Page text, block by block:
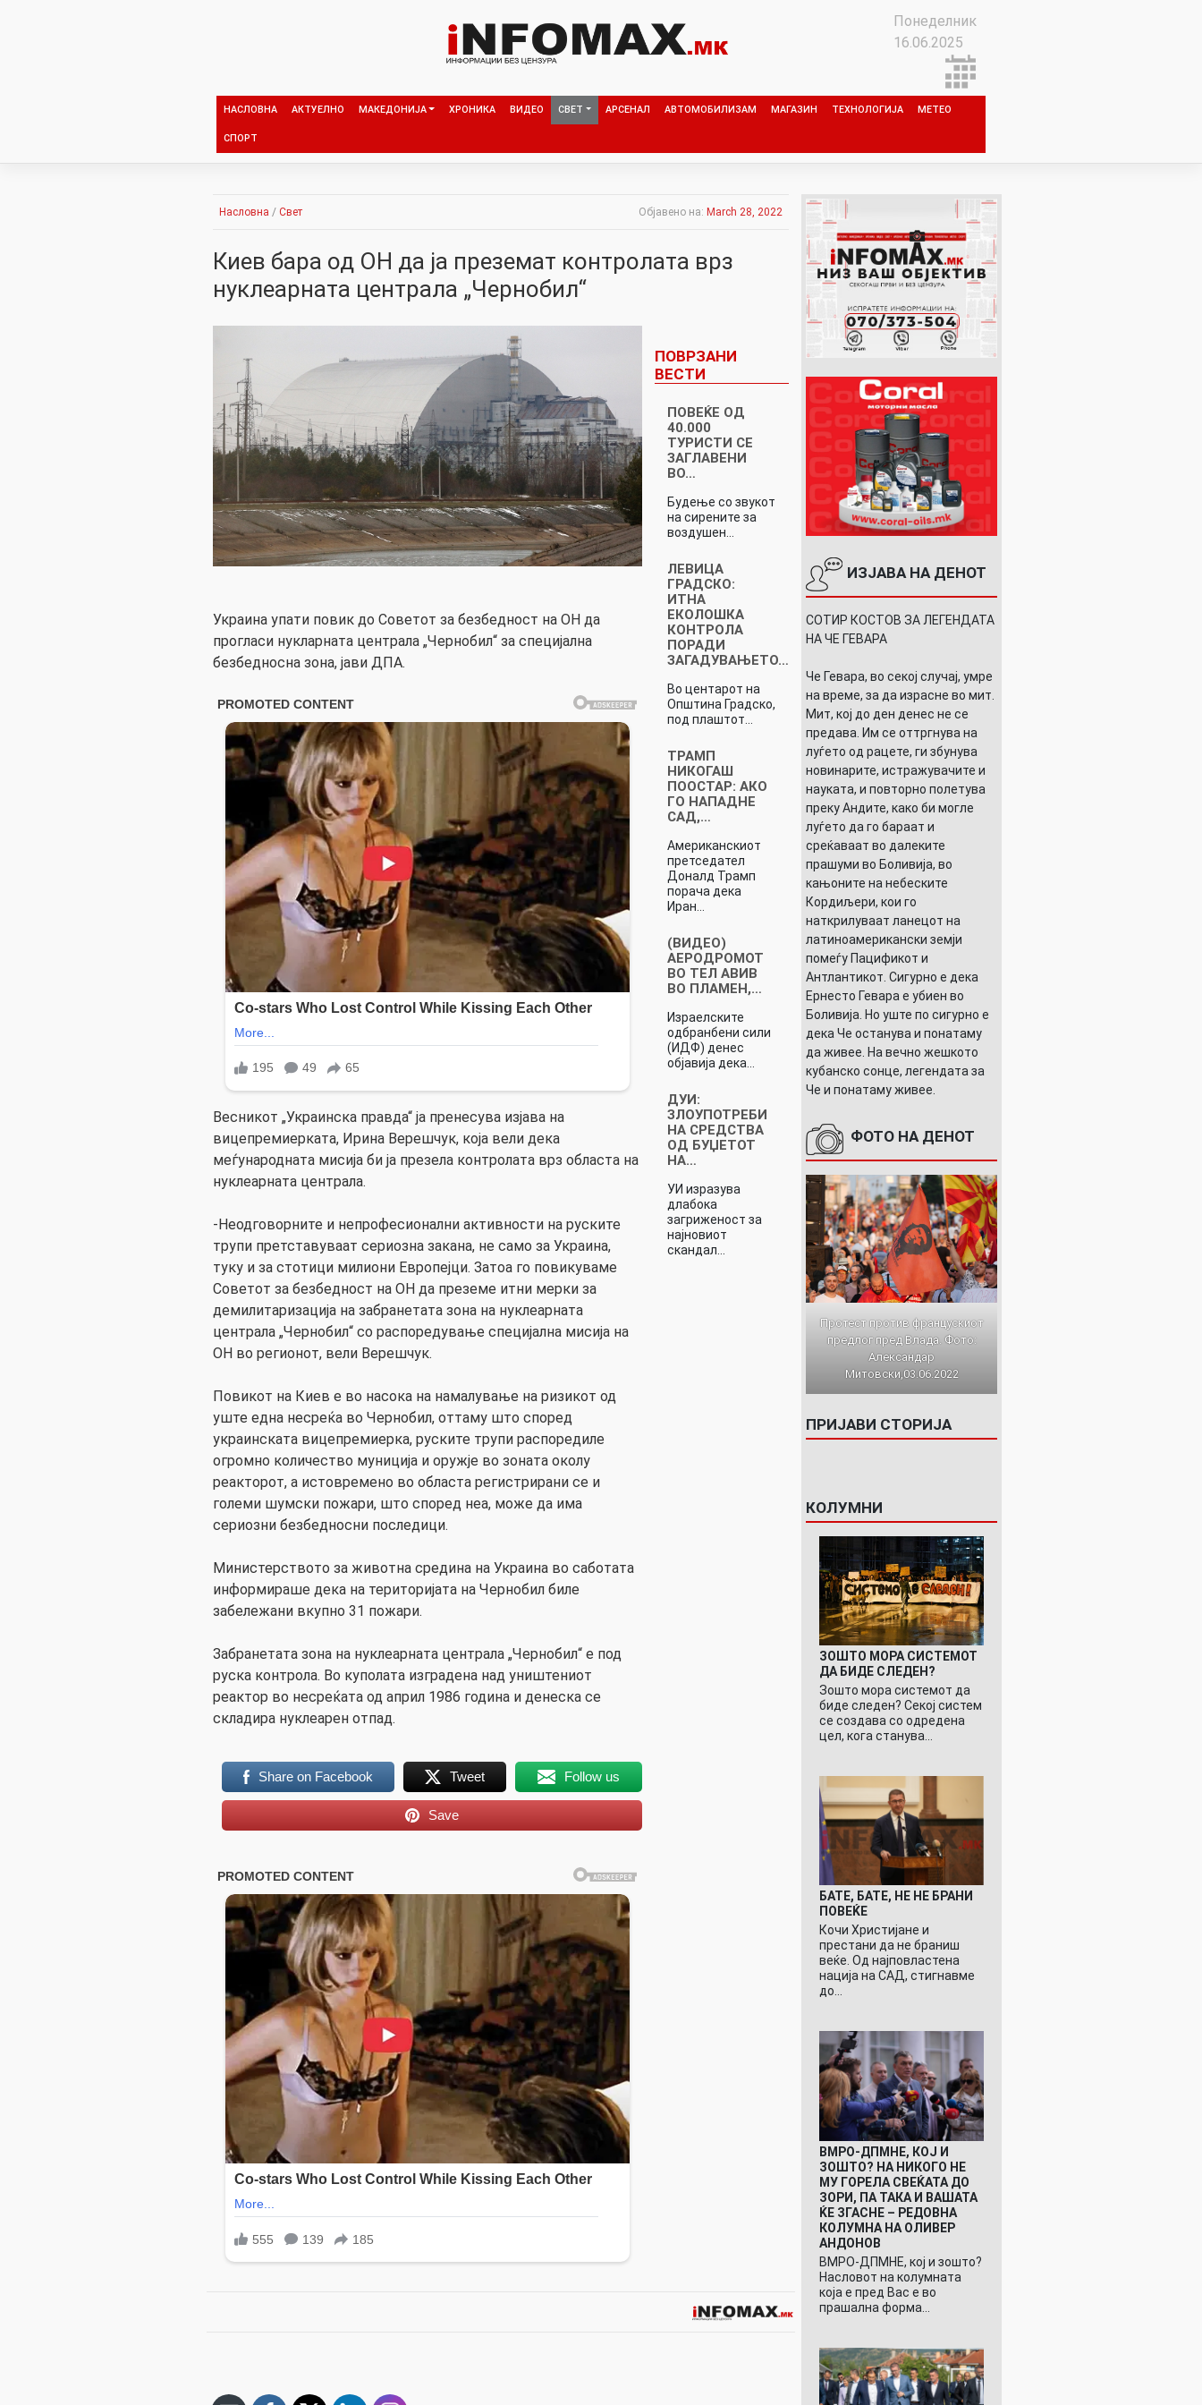
Понеделник
16.06.2025
НАСЛОВНА АКТУЕЛНО МАКЕДОНИЈА ХРОНИКА ВИДЕО СВЕТ АРСЕНАЛ АВТОМОБИЛИЗАМ МАГАЗИН ТЕХНОЛОГИЈА МЕТЕО
СПОРТ
Насловна / Свет Објавено на: March 28, 2022
Киев бара од ОН да ја преземат контролата врз
нуклеарната централа „Чернобил“
Украина упати повик до Советот за безбедност на ОН да
прогласи нукларната централа „Чернобил“ за специјална
безбедносна зона, јави ДПА.
Весникот „Украинска правда“ ја пренесува изјава на
вицепремиерката, Ирина Верешчук, која вели дека
меѓународната мисија би ја презела контролата врз областа на
нуклеарната централа.
-Неодговорните и непрофесионални активности на руските
трупи претставуваат сериозна закана, не само за Украина,
туку и за стотици милиони Европејци. Затоа го повикуваме
Советот за безбедност на ОН да преземе итни мерки за
демилитаризација на забранетата зона на нуклеарната
централа „Чернобил“ со распоредување специјална мисија на
ОН во регионот, вели Верешчук.
Повикот на Киев е во насока на намалување на ризикот од
уште една несреќа во Чернобил, оттаму што според
украинската вицепремиерка, руските трупи распоредиле
огромно количество муниција и оружје во зоната околу
реакторот, а истовремено во областа регистрирани се и
големи шумски пожари, што според неа, може да има
сериозни безбедносни последици.
Министерството за животна средина на Украина во саботата
информираше дека на територијата на Чернобил биле
забележани вкупно 31 пожари.
Забранетата зона на нуклеарната централа „Чернобил“ е под
руска контрола. Во куполата изградена над уништениот
реактор во несреќата од април 1986 година и денеска се
складира нуклеарен отпад.
Share on Facebook Tweet Follow us
Save
ПОВРЗАНИ
ВЕСТИ
ПОВЕЌЕ ОД
40.000
ТУРИСТИ СЕ
ЗАГЛАВЕНИ
ВО…
Будење со звукот
на сирените за
воздушен…
ЛЕВИЦА
ГРАДСКО:
ИТНА
ЕКОЛОШКА
КОНТРОЛА
ПОРАДИ
ЗАГАДУВАЊЕТО…
Во центарот на
Општина Градско,
под плаштот…
ТРАМП
НИКОГАШ
ПООСТАР: АКО
ГО НАПАДНЕ
САД,…
Американскиот
претседател
Доналд Трамп
порача дека
Иран…
(ВИДЕО)
АЕРОДРОМОТ
ВО ТЕЛ АВИВ
ВО ПЛАМЕН,…
Израелските
одбранбени сили
(ИДФ) денес
објавија дека…
ДУИ:
ЗЛОУПОТРЕБИ
НА СРЕДСТВА
ОД БУЏЕТОТ
НА…
УИ изразува
длабока
загриженост за
најновиот
скандал…
ИЗЈАВА НА ДЕНОТ
СОТИР КОСТОВ ЗА ЛЕГЕНДАТА
НА ЧЕ ГЕВАРА
Че Гевара, во секој случај, умре
на време, за да израсне во мит.
Мит, кој до ден денес не се
предава. Им се оттргнува на
луѓето од рацете, ги збунува
новинарите, истражувачите и
науката, и повторно полетува
преку Андите, како би могле
луѓето да го бараат и
среќаваат во далеките
прашуми во Боливија, во
кањоните на небеските
Кордиљери, кои го
наткрилуваат ланецот на
латиноамерикански земји
помеѓу Пацификот и
Антлантикот. Сигурно е дека
Ернесто Гевара е убиен во
Боливија. Но уште по сигурно е
дека Че останува и понатаму
да живее. На вечно жешкото
кубанско сонце, легендата за
Че и понатаму живее.
ФОТО НА ДЕНОТ
Протест против францускиот
предлог пред Влада. Фото:
Александар
Митовски,03.06.2022
ПРИЈАВИ СТОРИЈА
КОЛУМНИ
ЗОШТО МОРА СИСТЕМОТ
ДА БИДЕ СЛЕДЕН?
Зошто мора системот да
биде следен? Секој систем
се создава со одредена
цел, кога станува…
БАТЕ, БАТЕ, НЕ НЕ БРАНИ
ПОВЕЌЕ
Кочи Христијане и
престани да не браниш
веќе. Од најповластена
нација на САД, стигнавме
до…
ВМРО-ДПМНЕ, КОЈ И
ЗОШТО? НА НИКОГО НЕ
МУ ГОРЕЛА СВЕЌАТА ДО
ЗОРИ, ПА ТАКА И ВАШАТА
ЌЕ ЗГАСНЕ – РЕДОВНА
КОЛУМНА НА ОЛИВЕР
АНДОНОВ
ВМРО-ДПМНЕ, кој и зошто?
Насловот на колумната
која е пред Вас е во
прашална форма…